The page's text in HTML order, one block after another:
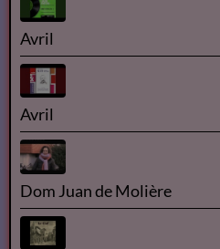
Théophile GAUTIER
À une robe rose - Théophile
Avril